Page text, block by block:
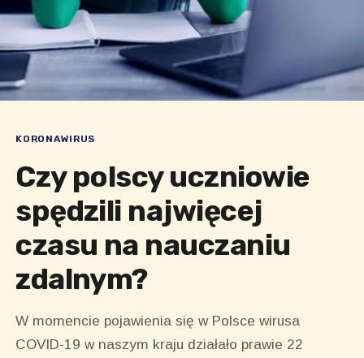
KORONAWIRUS
Czy polscy uczniowie
spędzili najwięcej
czasu na nauczaniu
zdalnym?
W momencie pojawienia się w Polsce wirusa
COVID-19 w naszym kraju działało prawie 22